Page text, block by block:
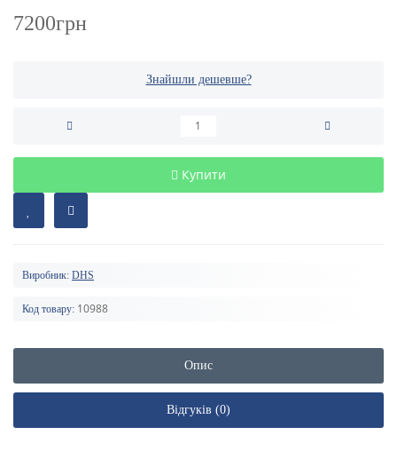
7200грн
Знайшли дешевше?
Купити
Виробник: DHS
Код товару: 10988
Опис
Відгуків (0)